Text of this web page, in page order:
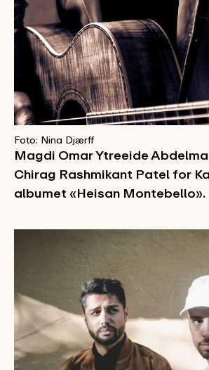
Foto: Nina Djærff
Magdi Omar Ytreeide
Chirag Rashmikant Patel for
albumet «Heisan Montebello».